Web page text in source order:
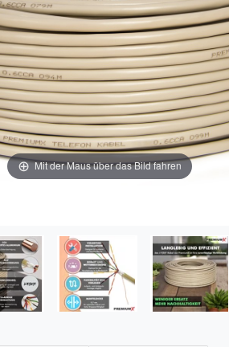
Mit der Maus über das Bild fahren